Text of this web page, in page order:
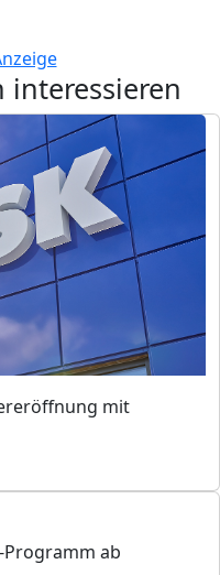
interessieren
mit
Programm ab